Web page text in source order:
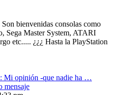
bienvenidas consolas como
Sega Master System, ATARI
etc..... ¿¿¿ Hasta la PlayStation
Mi opinión -que nadie ha …
mensaje